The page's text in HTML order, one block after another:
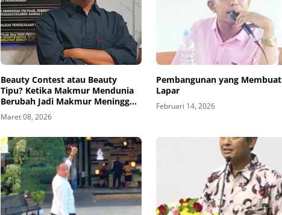
Beauty Contest atau Beauty
Tipu? Ketika Makmur Mendunia
Berubah Jadi Makmur Meninggal
Dunia
Maret 08, 2026
Pembangunan yang Membuat
Lapar
Februari 14, 2026